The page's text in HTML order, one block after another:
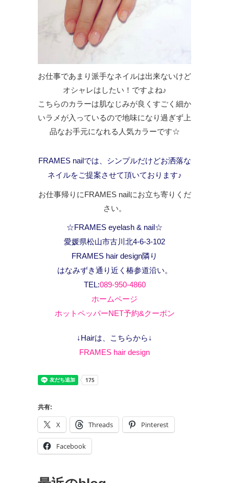
お仕事であまり派手なネイルは出来ないけど
オシャレはしたい！ですよね♪
こちらのカラーは肌なじみが良くすごく細か
いラメが入っているので地味になり過ぎず上
品なお手元になれる人気カラーです☆
FRAMES nailでは、シンプルだけどお洒落な
ネイルをご提案させて頂いております♪
お仕事帰りにFRAMES nailにお立ち寄りくだ
さい。
☆FRAMES eyelash & nail☆
愛媛県松山市古川北4-6-3-102
FRAMES hair design隣り
はなみずき通り近く椿参道沿い。
TEL:089-950-4860
ホームページ
ホットペッパーNET予約&クーポン
↓Hairは、こちらから↓
FRAMES hair design
共有:
X Threads Pinterest
Facebook